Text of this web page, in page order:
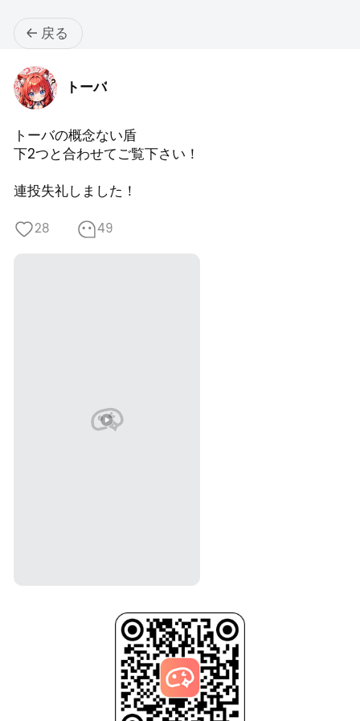
戻る
トーバ
トーバの概念ない盾
下2つと合わせてご覧下さい！
連投失礼しました！
28 49